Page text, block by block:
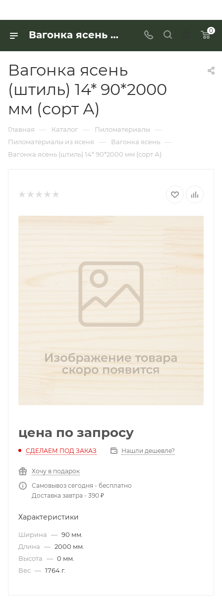
Вагонка ясень (штиль) 14* 90*2000 мм (сорт А) для работы с деревянными изделиями — купить в «Интерьер Дом» 0
Вагонка ясень
(штиль) 14* 90*2000
мм (сорт А)
Главная — Каталог — Пиломатериалы —
Пиломатериалы из ясеня — Вагонка ясень —
Вагонка ясень (штиль) 14* 90*2000 мм (сорт А)
цена по запросу
СДЕЛАЕМ ПОД ЗАКАЗ Нашли дешевле?
Хочу в подарок
Самовывоз сегодня - бесплатно
Доставка завтра - 390 ₽
Характеристики
Ширина — 90 мм.
Длина — 2000 мм.
Высота — 0 мм.
Вес — 1764 г.